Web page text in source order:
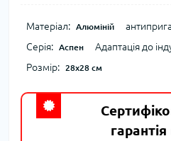
Матеріал: Алюміній
Серія: Аспен Адаптація до
Розмір: 28x28 см